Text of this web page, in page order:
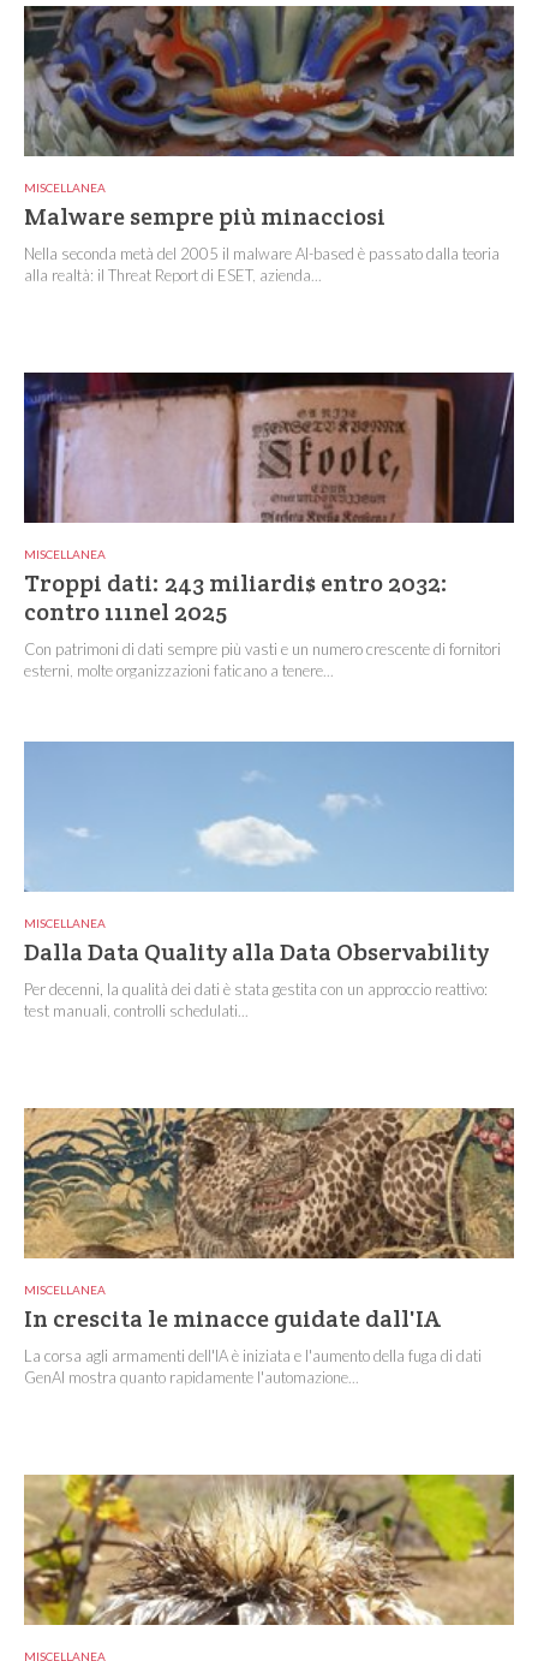
MISCELLANEA
Malware sempre più minacciosi
Nella seconda metà del 2005 il malware AI-based è passato dalla teoria
alla realtà: il Threat Report di ESET, azienda...
MISCELLANEA
Troppi dati: 243 miliardi$ entro 2032:
contro 111nel 2025
Con patrimoni di dati sempre più vasti e un numero crescente di fornitori
esterni, molte organizzazioni faticano a tenere...
MISCELLANEA
Dalla Data Quality alla Data Observability
Per decenni, la qualità dei dati è stata gestita con un approccio reattivo:
test manuali, controlli schedulati...
MISCELLANEA
In crescita le minacce guidate dall'IA
La corsa agli armamenti dell'IA è iniziata e l'aumento della fuga di dati
GenAI mostra quanto rapidamente l'automazione...
MISCELLANEA